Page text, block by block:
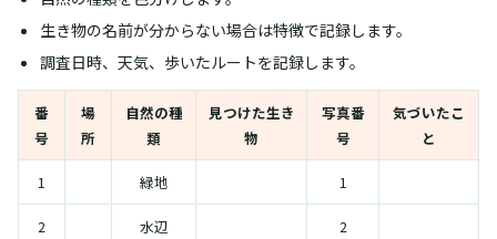
生き物の名前が分からない場合は特徴で記録します。
調査日時、天気、歩いたルートを記録します。
番
号
場
所
自然の種
類
見つけた生き
物
写真番
号
気づいたこ
と
1 緑地 1
2 水辺 2